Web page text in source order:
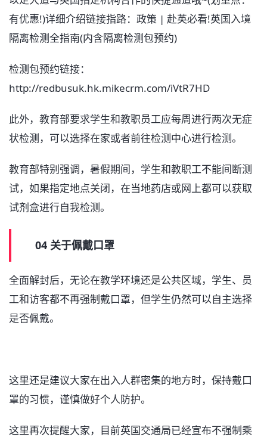
有优惠!)详细介绍链接指路：政策 | 赴英必看!英国入境
隔离检测全指南(内含隔离检测包预约)
检测包预约链接：
http://redbusuk.hk.mikecrm.com/iVtR7HD
此外，教育部要求学生和教职员工应每周进行两次无症
状检测，可以选择在家或者前往检测中心进行检测。
教育部特别强调，暑假期间，学生和教职工不能间断测
试，如果指定地点关闭，在当地药店或网上都可以获取
试剂盒进行自我检测。
04 关于佩戴口罩
全面解封后，无论在教学环境还是公共区域，学生、员
工和访客都不再强制戴口罩，但学生仍然可以自主选择
是否佩戴。
这里还是建议大家在出入人群密集的地方时，保持戴口
罩的习惯，谨慎做好个人防护。
这里再次提醒大家，目前英国交通局已经宣布不强制乘